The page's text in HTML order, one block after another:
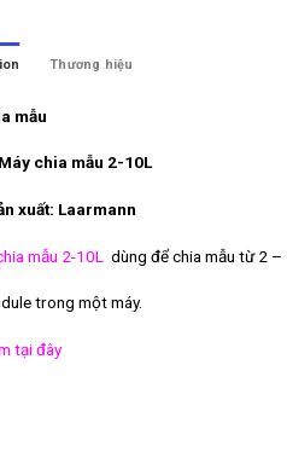
Thương hiệu
mẫu
chia mẫu 2-10L
xuất: Laarmann
mẫu 2-10L dùng để chia mẫu từ 2 –
trong một máy.
tại đây